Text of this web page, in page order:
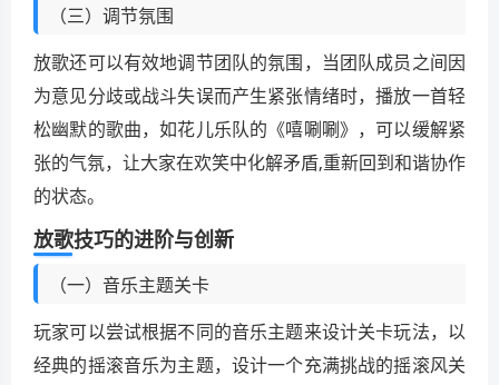
（三）调节氛围
放歌还可以有效地调节团队的氛围，当团队成员之间因
为意见分歧或战斗失误而产生紧张情绪时，播放一首轻
松幽默的歌曲，如花儿乐队的《嘻唰唰》，可以缓解紧
张的气氛，让大家在欢笑中化解矛盾,重新回到和谐协作
的状态。
放歌技巧的进阶与创新
（一）音乐主题关卡
玩家可以尝试根据不同的音乐主题来设计关卡玩法，以
经典的摇滚音乐为主题，设计一个充满挑战的摇滚风关